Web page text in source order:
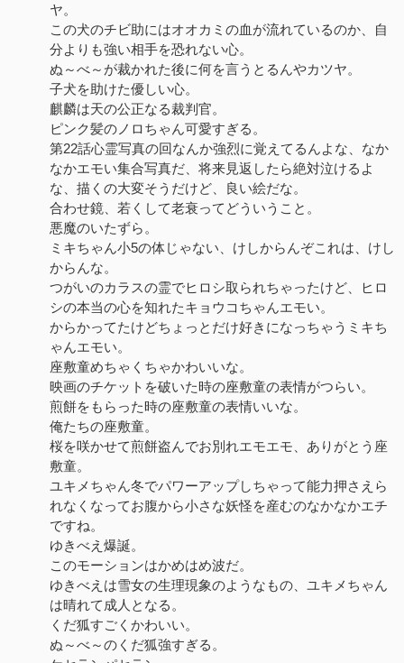
ヤ。
この犬のチビ助にはオオカミの血が流れているのか、自
分よりも強い相手を恐れない心。
ぬ～べ～が裁かれた後に何を言うとるんやカツヤ。
子犬を助けた優しい心。
麒麟は天の公正なる裁判官。
ピンク髪のノロちゃん可愛すぎる。
第22話心霊写真の回なんか強烈に覚えてるんよな、なか
なかエモい集合写真だ、将来見返したら絶対泣けるよ
な、描くの大変そうだけど、良い絵だな。
合わせ鏡、若くして老衰ってどういうこと。
悪魔のいたずら。
ミキちゃん小5の体じゃない、けしからんぞこれは、けし
からんな。
つがいのカラスの霊でヒロシ取られちゃったけど、ヒロ
シの本当の心を知れたキョウコちゃんエモい。
からかってたけどちょっとだけ好きになっちゃうミキち
ゃんエモい。
座敷童めちゃくちゃかわいいな。
映画のチケットを破いた時の座敷童の表情がつらい。
煎餅をもらった時の座敷童の表情いいな。
俺たちの座敷童。
桜を咲かせて煎餅盗んでお別れエモエモ、ありがとう座
敷童。
ユキメちゃん冬でパワーアップしちゃって能力押さえら
れなくなってお腹から小さな妖怪を産むのなかなかエチ
ですね。
ゆきべえ爆誕。
このモーションはかめはめ波だ。
ゆきべえは雪女の生理現象のようなもの、ユキメちゃん
は晴れて成人となる。
くだ狐すごくかわいい。
ぬ～べ～のくだ狐強すぎる。